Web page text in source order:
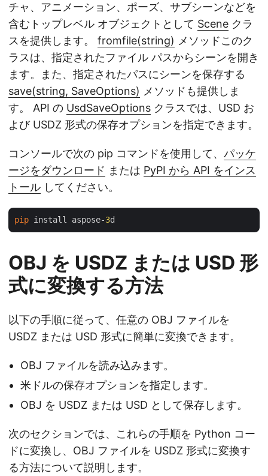
チャ、アニメーション、ポーズ、サブシーンなどを
含むトップレベル オブジェクトとして Scene クラ
スを提供します。 fromfile(string) メソッドこのク
ラスは、指定されたファイル パスからシーンを開き
ます。また、指定されたパスにシーンを保存する
save(string, SaveOptions) メソッドも提供しま
す。 API の UsdSaveOptions クラスでは、USD お
よび USDZ 形式の保存オプションを指定できます。
コンソールで次の pip コマンドを使用して、 パッケ
ージをダウンロード または PyPI から API をインス
トール してください。
pip install aspose-3
OBJ を USDZ または USD 形
式に変換する方法
以下の手順に従って、任意の OBJ ファイルを
USDZ または USD 形式に簡単に変換できます。
OBJ ファイルを読み込みます。
米ドルの保存オプションを指定します。
OBJ を USDZ または USD として保存します。
次のセクションでは、これらの手順を Python コー
ドに変換し、OBJ ファイルを USDZ 形式に変換す
る方法について説明します。